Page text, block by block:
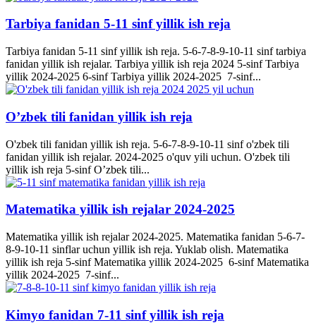
Tarbiya fanidan 5-11 sinf yillik ish reja
Tarbiya fanidan 5-11 sinf yillik ish reja. 5-6-7-8-9-10-11 sinf tarbiya
fanidan yillik ish rejalar. Tarbiya yillik ish reja 2024 5-sinf Tarbiya
yillik 2024-2025 6-sinf Tarbiya yillik 2024-2025 7-sinf...
O’zbek tili fanidan yillik ish reja
O'zbek tili fanidan yillik ish reja. 5-6-7-8-9-10-11 sinf o'zbek tili
fanidan yillik ish rejalar. 2024-2025 o'quv yili uchun. O'zbek tili
yillik ish reja 5-sinf O’zbek tili...
Matematika yillik ish rejalar 2024-2025
Matematika yillik ish rejalar 2024-2025. Matematika fanidan 5-6-7-
8-9-10-11 sinflar uchun yillik ish reja. Yuklab olish. Matematika
yillik ish reja 5-sinf Matematika yillik 2024-2025 6-sinf Matematika
yillik 2024-2025 7-sinf...
Kimyo fanidan 7-11 sinf yillik ish reja